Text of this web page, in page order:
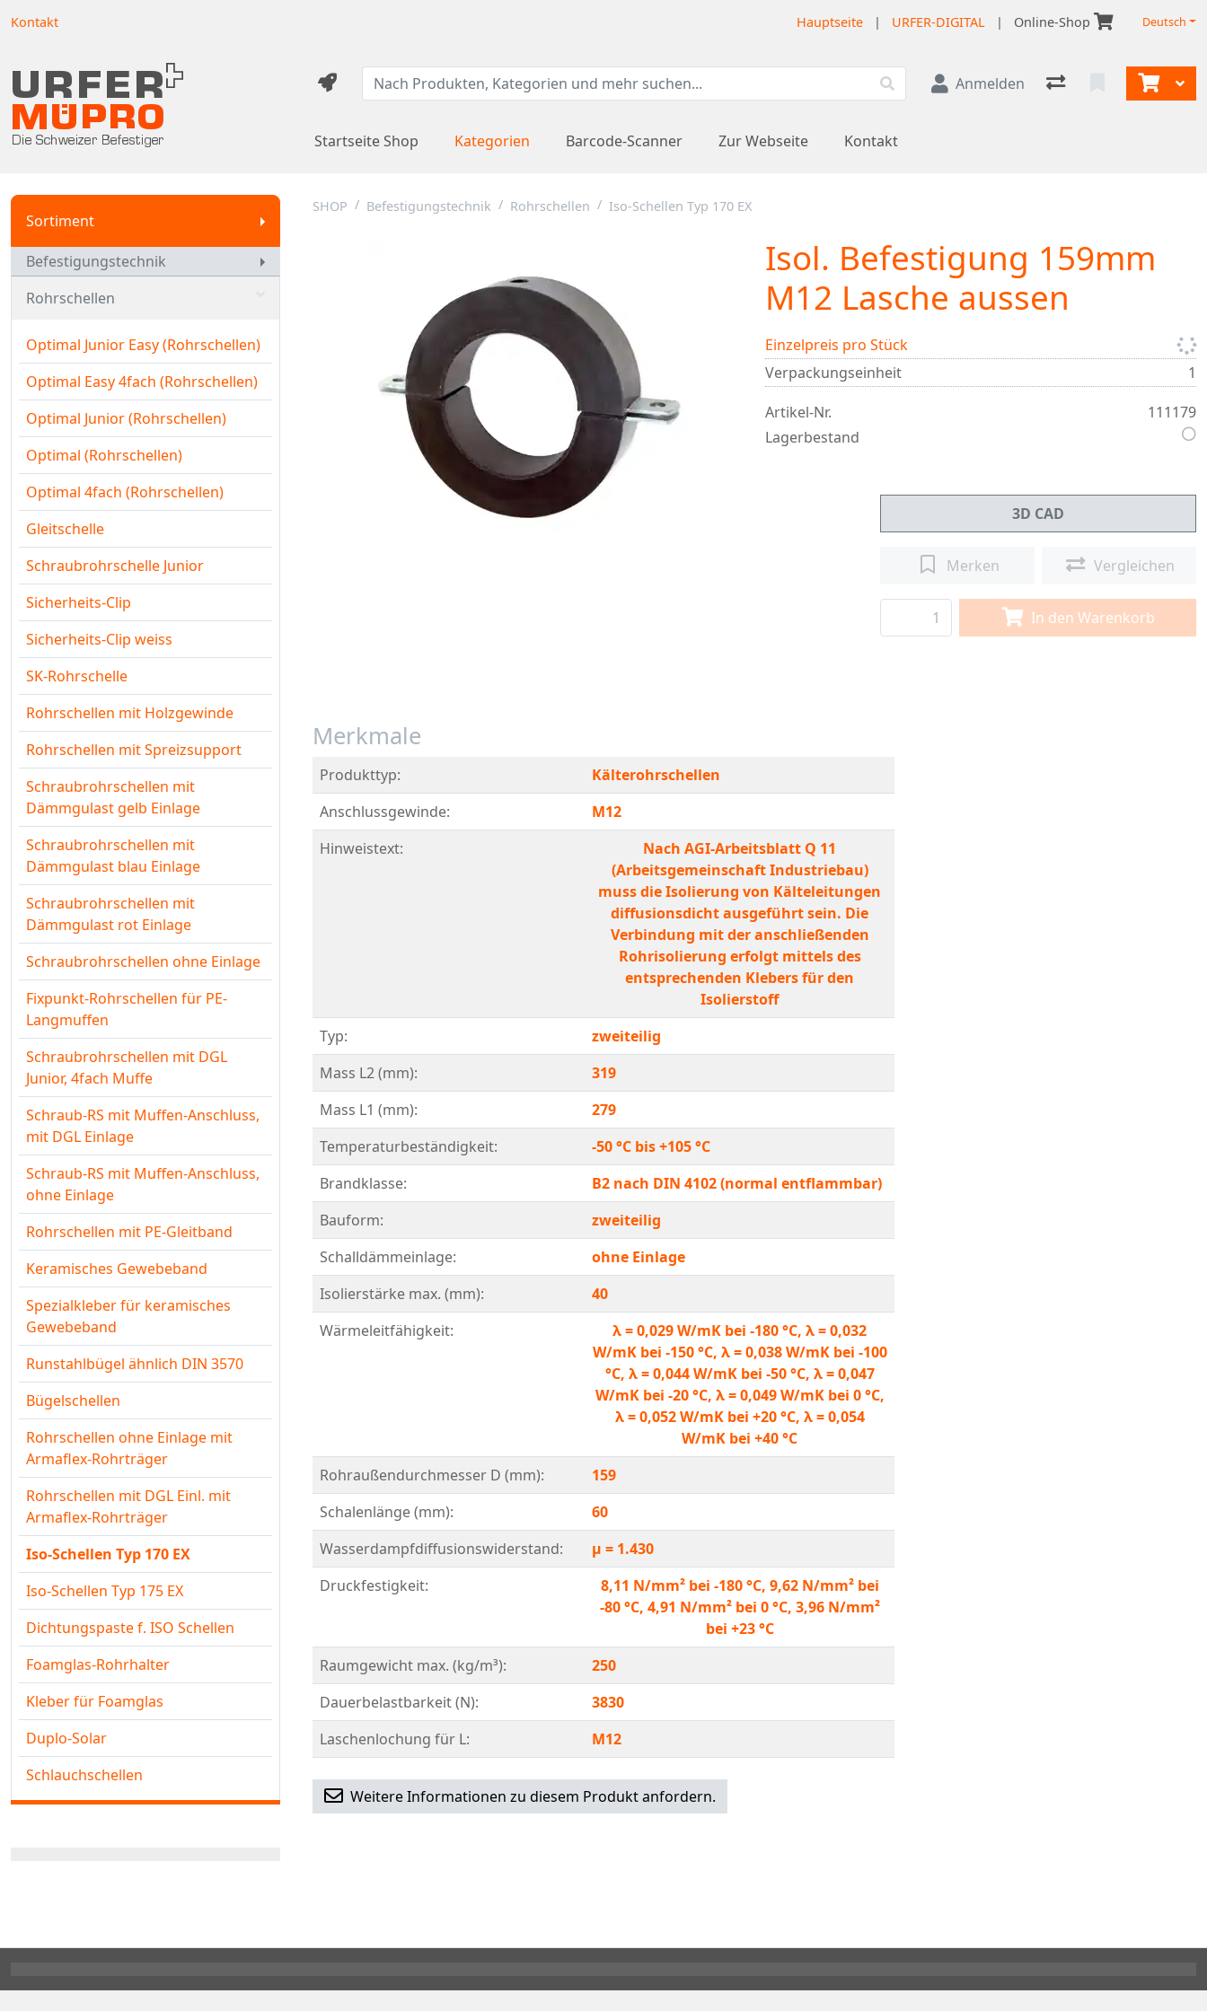
Kontakt Hauptseite | URFER-DIGITAL | Online-Shop Deutsch
Anmelden
Startseite Shop Kategorien Barcode-Scanner Zur Webseite Kontakt
Sortiment
Befestigungstechnik
Rohrschellen
Optimal Junior Easy (Rohrschellen)
Optimal Easy 4fach (Rohrschellen)
Optimal Junior (Rohrschellen)
Optimal (Rohrschellen)
Optimal 4fach (Rohrschellen)
Gleitschelle
Schraubrohrschelle Junior
Sicherheits-Clip
Sicherheits-Clip weiss
SK-Rohrschelle
Rohrschellen mit Holzgewinde
Rohrschellen mit Spreizsupport
Schraubrohrschellen mit
Dämmgulast gelb Einlage
Schraubrohrschellen mit
Dämmgulast blau Einlage
Schraubrohrschellen mit
Dämmgulast rot Einlage
Schraubrohrschellen ohne Einlage
Fixpunkt-Rohrschellen für PE-
Langmuffen
Schraubrohrschellen mit DGL
Junior, 4fach Muffe
Schraub-RS mit Muffen-Anschluss,
mit DGL Einlage
Schraub-RS mit Muffen-Anschluss,
ohne Einlage
Rohrschellen mit PE-Gleitband
Keramisches Gewebeband
Spezialkleber für keramisches
Gewebeband
Runstahlbügel ähnlich DIN 3570
Bügelschellen
Rohrschellen ohne Einlage mit
Armaflex-Rohrträger
Rohrschellen mit DGL Einl. mit
Armaflex-Rohrträger
Iso-Schellen Typ 170 EX
Iso-Schellen Typ 175 EX
Dichtungspaste f. ISO Schellen
Foamglas-Rohrhalter
Kleber für Foamglas
Duplo-Solar
Schlauchschellen
SHOP Befestigungstechnik Rohrschellen Iso-Schellen Typ 170 EX
Isol. Befestigung 159mm
M12 Lasche aussen
Einzelpreis pro Stück
Verpackungseinheit
1
Artikel-Nr.
111179
Lagerbestand
3D CAD
Merken Vergleichen
In den Warenkorb
Merkmale
Produkttyp:
Kälterohrschellen
Anschlussgewinde:
M12
Hinweistext:
Nach AGI-Arbeitsblatt Q 11
(Arbeitsgemeinschaft Industriebau)
muss die Isolierung von Kälteleitungen
diffusionsdicht ausgeführt sein. Die
Verbindung mit der anschließenden
Rohrisolierung erfolgt mittels des
entsprechenden Klebers für den
Isolierstoff
Typ:
zweiteilig
Mass L2 (mm):
319
Mass L1 (mm):
279
Temperaturbeständigkeit:
-50 °C bis +105 °C
Brandklasse:
B2 nach DIN 4102 (normal entflammbar)
Bauform:
zweiteilig
Schalldämmeinlage:
ohne Einlage
Isolierstärke max. (mm):
40
Wärmeleitfähigkeit:
λ = 0,029 W/mK bei -180 °C, λ = 0,032
W/mK bei -150 °C, λ = 0,038 W/mK bei -100
°C, λ = 0,044 W/mK bei -50 °C, λ = 0,047
W/mK bei -20 °C, λ = 0,049 W/mK bei 0 °C,
λ = 0,052 W/mK bei +20 °C, λ = 0,054
W/mK bei +40 °C
Rohraußendurchmesser D (mm):
159
Schalenlänge (mm):
60
Wasserdampfdiffusionswiderstand:
μ = 1.430
Druckfestigkeit:
8,11 N/mm² bei -180 °C, 9,62 N/mm² bei
-80 °C, 4,91 N/mm² bei 0 °C, 3,96 N/mm²
bei +23 °C
Raumgewicht max. (kg/m³):
250
Dauerbelastbarkeit (N):
3830
Laschenlochung für L:
M12
Weitere Informationen zu diesem Produkt anfordern.